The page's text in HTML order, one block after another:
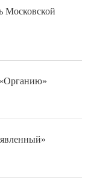
Московской